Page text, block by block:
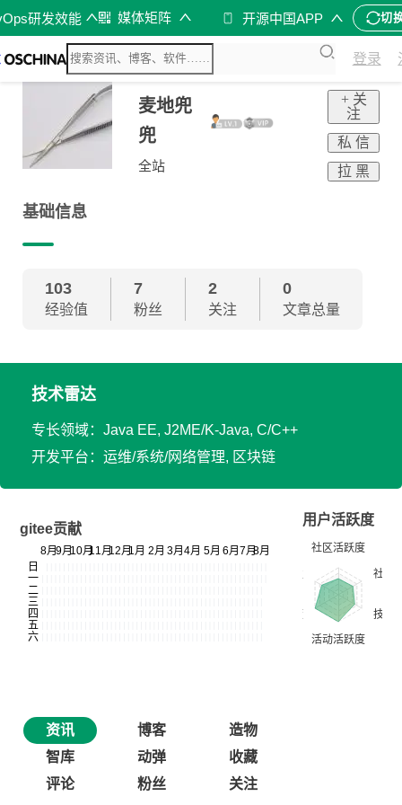
研发效能 媒体矩阵 开源中国APP 切
登录
麦地兜
兜
全站
+ 关
注
私 信
拉 黑
基础信息
103
经验值
7
粉丝
2
关注
0
文章总量
技术雷达
专长领域：Java EE, J2ME/K-Java, C/C++
开发平台：运维/系统/网络管理, 区块链
gitee贡献
用户活跃度
资讯 博客
造物
智库
动弹
收藏
评论
粉丝 关注